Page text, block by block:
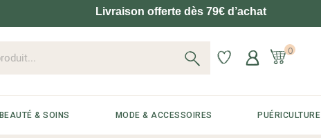
Livraison offerte dès 79€ d’achat
0
BEAUTÉ & SOINS MODE & ACCESSOIRES PUÉRICULTURE